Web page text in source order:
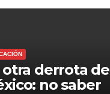
otra derrota de
no saber